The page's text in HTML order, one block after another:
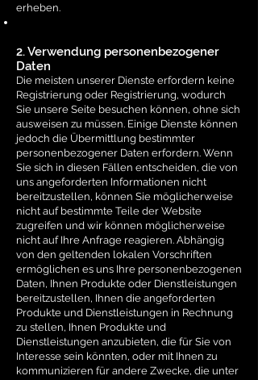
erheben.
2. Verwendung personenbezogener
Daten
Die meisten unserer Dienste erfordern keine
Registrierung oder Registrierung, wodurch
Sie unsere Seite besuchen können, ohne sich
ausweisen zu müssen. Einige Dienste können
jedoch die Übermittlung bestimmter
personenbezogener Daten erfordern. Wenn
Sie sich in diesen Fällen entscheiden, die von
uns angeforderten Informationen nicht
bereitzustellen, können Sie möglicherweise
nicht auf bestimmte Teile der Website
zugreifen und wir können möglicherweise
nicht auf Ihre Anfrage reagieren. Abhängig
von den geltenden lokalen Vorschriften
ermöglichen es uns Ihre personenbezogenen
Daten, Ihnen Produkte oder Dienstleistungen
bereitzustellen, Ihnen die angeforderten
Produkte und Dienstleistungen in Rechnung
zu stellen, Ihnen Produkte und
Dienstleistungen anzubieten, die für Sie von
Interesse sein könnten, oder mit Ihnen zu
kommunizieren für andere Zwecke, die unter